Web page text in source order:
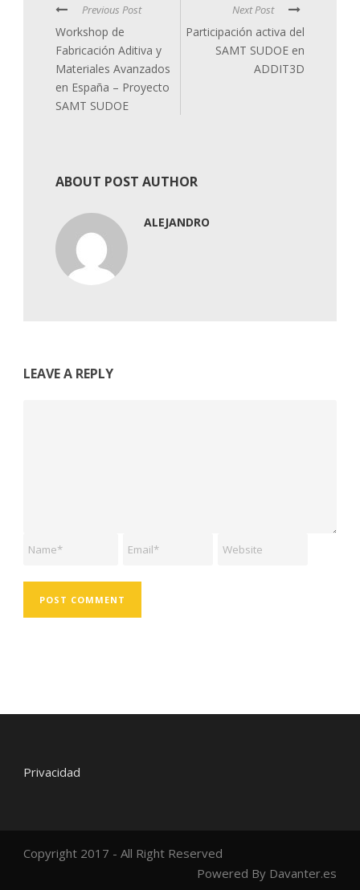
Previous Post
Workshop de
Fabricación Aditiva y
Materiales Avanzados
en España – Proyecto
SAMT SUDOE
Next Post
Participación activa del
SAMT SUDOE en
ADDIT3D
ABOUT POST AUTHOR
ALEJANDRO
LEAVE A REPLY
Privacidad
Copyright 2017 - All Right Reserved
Powered By Davanter.es